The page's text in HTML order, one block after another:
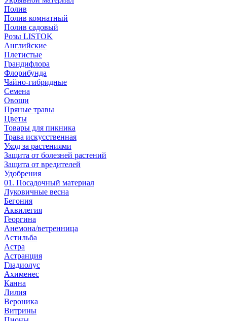
Полив
Полив комнатный
Полив садовый
Розы LISTOK
Английские
Плетистые
Грандифлора
Флорибунда
Чайно-гибридные
Семена
Овощи
Пряные травы
Цветы
Товары для пикника
Трава искусственная
Уход за растениями
Защита от болезней растений
Защита от вредителей
Удобрения
01. Посадочный материал
Луковичные весна
Бегония
Аквилегия
Георгина
Анемона/ветренница
Астильба
Астра
Астранция
Гладиолус
Ахименес
Канна
Лилия
Вероника
Витрины